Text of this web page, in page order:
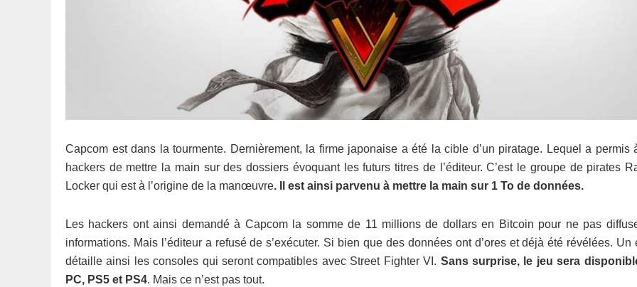
Capcom est dans la tourmente. Dernièrement, la firme japonaise a été la cible d’un piratage. Lequel a permis
hackers de mettre la main sur des dossiers évoquant les futurs titres de l’éditeur. C’est le groupe de pirates
Locker qui est à l’origine de la manœuvre. Il est ainsi parvenu à mettre la main sur 1 To de données.
Les hackers ont ainsi demandé à Capcom la somme de 11 millions de dollars en Bitcoin pour ne pas
informations. Mais l’éditeur a refusé de s’exécuter. Si bien que des données ont d’ores et déjà été révélées. Un
détaille ainsi les consoles qui seront compatibles avec Street Fighter VI. Sans surprise, le jeu sera
PC, PS5 et PS4. Mais ce n’est pas tout.